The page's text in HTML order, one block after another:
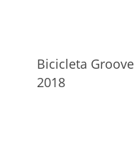
Bicicleta
2018